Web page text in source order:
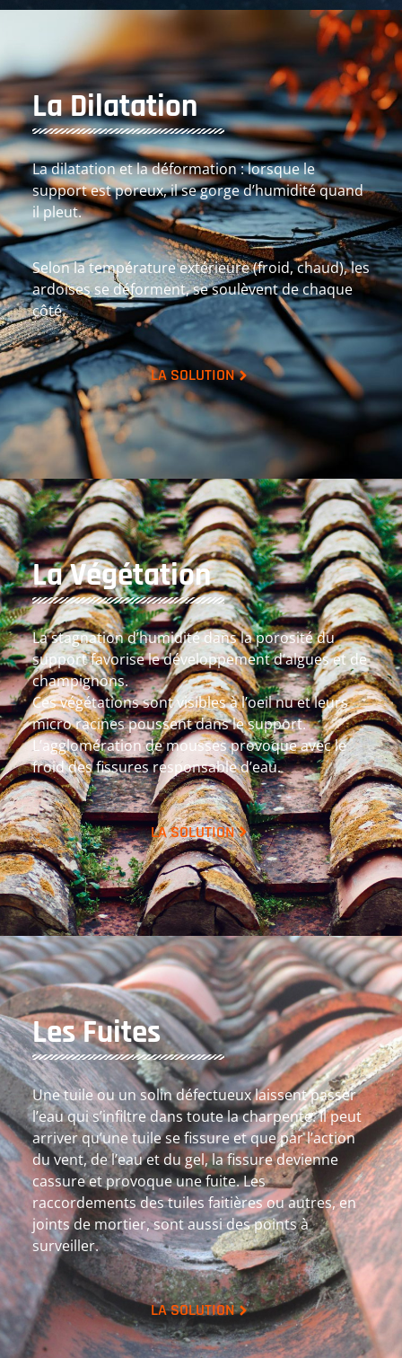
La Dilatation
La dilatation et la déformation : lorsque le
support est poreux, il se gorge d’humidité quand
il pleut.
Selon la température extérieure (froid, chaud), les
ardoises se déforment, se soulèvent de chaque
côté.
LA SOLUTION
La Végétation
La stagnation d’humidité dans la porosité du
support favorise le développement d’algues et de
champignons.
Ces végétations sont visibles à l’oeil nu et leurs
micro racines poussent dans le support.
L’agglomération de mousses provoque avec le
froid des fissures responsable d’eau.
LA SOLUTION
Les Fuites
Une tuile ou un solin défectueux laissent passer
l’eau qui s’infiltre dans toute la charpente. Il peut
arriver qu’une tuile se fissure et que par l’action
du vent, de l’eau et du gel, la fissure devienne
cassure et provoque une fuite. Les
raccordements des tuiles faitières ou autres, en
joints de mortier, sont aussi des points à
surveiller.
LA SOLUTION